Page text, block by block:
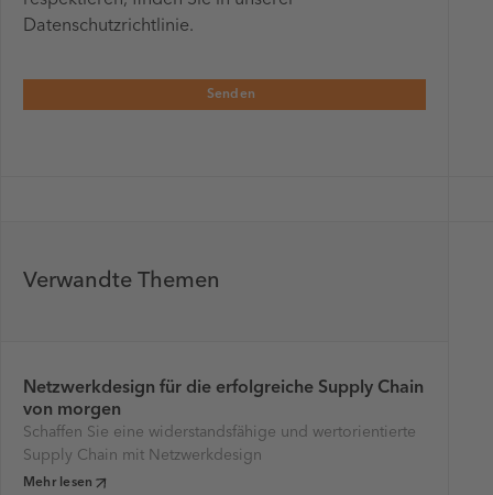
Datenschutzrichtlinie.
Verwandte Themen
Netzwerkdesign für die erfolgreiche Supply Chain
von morgen
Schaffen Sie eine widerstandsfähige und wertorientierte
Supply Chain mit Netzwerkdesign
Mehr lesen